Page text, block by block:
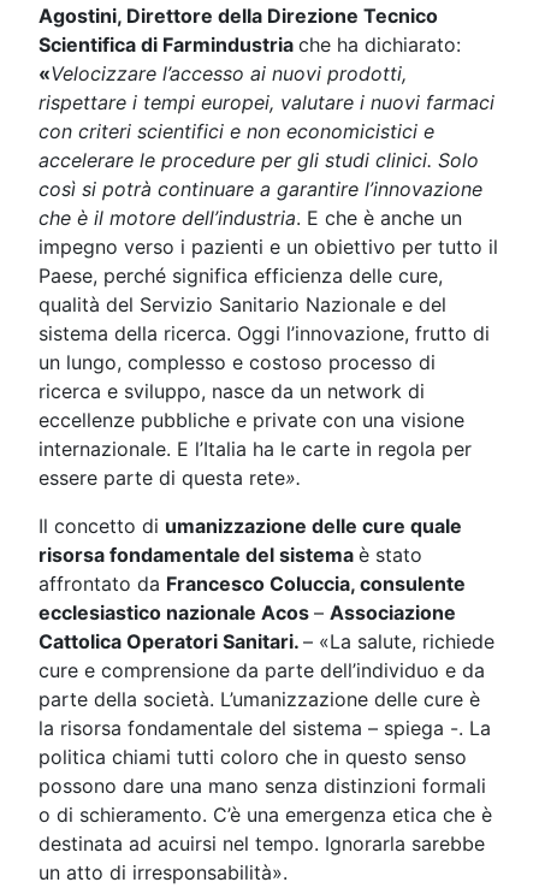
Agostini, Direttore della Direzione Tecnico
Scientifica di Farmindustriache ha dichiarato:
«Velocizzare l’accesso ai nuovi prodotti,
rispettare i tempi europei, valutare i nuovi farmaci
con criteri scientifici e non economicistici e
accelerare le procedure per gli studi clinici. Solo
così si potrà continuare a garantire l’innovazione
che è il motore dell’industria. E che è anche un
impegno verso i pazienti e un obiettivo per tutto il
Paese, perché significa efficienza delle cure,
qualità del Servizio Sanitario Nazionale e del
sistema della ricerca. Oggi l’innovazione, frutto di
un lungo, complesso e costoso processo di
ricerca e sviluppo, nasce da un network di
eccellenze pubbliche e private con una visione
internazionale. E l’Italia ha le carte in regola per
essere parte di questa rete».
Il concetto di umanizzazione delle cure quale
risorsa fondamentale del sistemaè stato
affrontato da Francesco Coluccia, consulente
ecclesiastico nazionale Acos–Associazione
Cattolica Operatori Sanitari.– «La salute, richiede
cure e comprensione da parte dell’individuo e da
parte della società. L’umanizzazione delle cure è
la risorsa fondamentale del sistema – spiega -. La
politica chiami tutti coloro che in questo senso
possono dare una mano senza distinzioni formali
o di schieramento. C’è una emergenza etica che è
destinata ad acuirsi nel tempo. Ignorarla sarebbe
un atto di irresponsabilità».